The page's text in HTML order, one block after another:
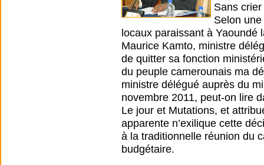
Sans
Selon
locaux paraissant à Yaoundé
Maurice Kamto, ministre
de quitter sa fonction
du peuple camerounais ma
ministre délégué auprès du
novembre 2011, peut-on lire
Le jour et Mutations, et
apparente n’exilique cette
à la traditionnelle réunion du
budgétaire.